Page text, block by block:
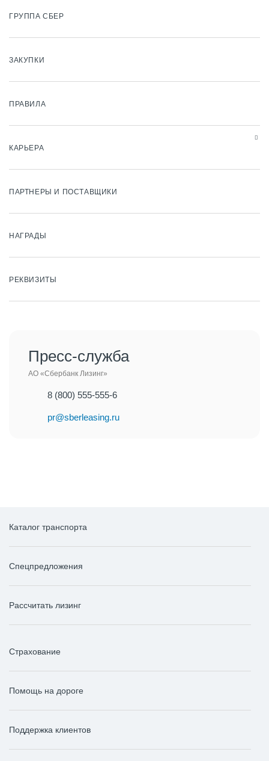
ГРУППА СБЕР
ЗАКУПКИ
ПРАВИЛА
КАРЬЕРА
ПАРТНЕРЫ И ПОСТАВЩИКИ
НАГРАДЫ
РЕКВИЗИТЫ
Пресс-служба
АО «Сбербанк Лизинг»
8 (800) 555-555-6
pr@sberleasing.ru
Каталог транспорта
Спецпредложения
Рассчитать лизинг
Страхование
Помощь на дороге
Поддержка клиентов